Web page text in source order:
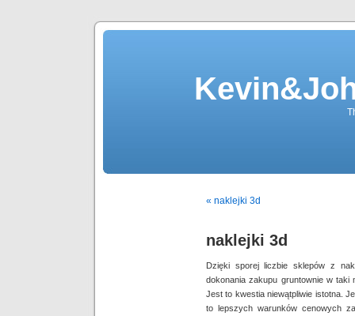
« naklejki 3d
naklejki 3d
Dzięki sporej liczbie sklepów z
dokonania zakupu gruntownie w taki
Jest to kwestia niewątpliwie istotna.
to lepszych warunków cenowych